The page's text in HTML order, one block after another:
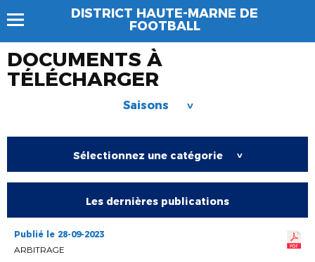
DISTRICT HAUTE-MARNE DE
FOOTBALL
DOCUMENTS À
TÉLÉCHARGER
Saisons >
Sélectionnez une catégorie >
Les dernières publications
Publié le 28-09-2023
ARBITRAGE